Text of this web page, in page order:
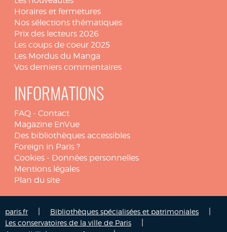
Horaires et fermetures
Nos sélections thématiques
Prix des lecteurs 2026
Les coups de coeur 2025
Les Mordus du Manga
Vos derniers commentaires
INFORMATIONS
FAQ - Contact
Magazine EnVue
Des bibliothèques accessibles
Foreign in Paris ?
Cookies - Données personnelles
Mentions légales
Plan du site
paris.fr Bibliothèques spécialisées et patrimoniales
Les conservatoires de la ville de Paris